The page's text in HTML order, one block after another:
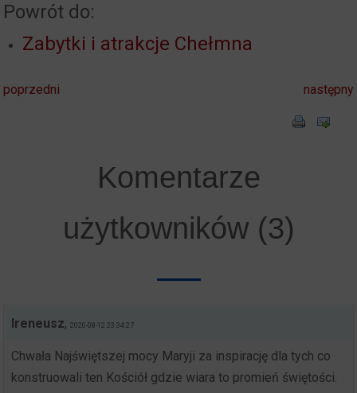
Powrót do:
Zabytki i atrakcje Chełmna
poprzedni następny
Komentarze
użytkowników (3)
Ireneusz,2020-08-12 23:34:27
Chwała Najświętszej mocy Maryji za inspirację dla tych co
konstruowali ten Kościół gdzie wiara to promień świętości.